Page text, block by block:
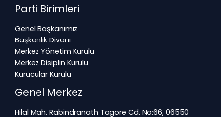
Parti Birimleri
Genel Başkanımız
Başkanlık Divanı
Merkez Yönetim Kurulu
Merkez Disiplin Kurulu
Kurucular Kurulu
Genel Merkez
Hilal Mah. Rabindranath Tagore Cd. No:66, 06550